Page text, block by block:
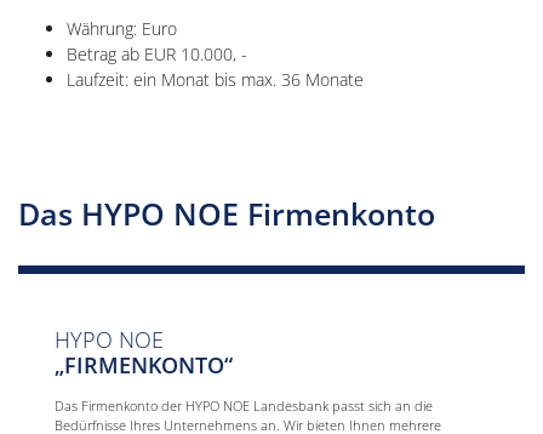
Währung: Euro
Betrag ab EUR 10.000, -
Laufzeit: ein Monat bis max. 36 Monate
Das HYPO NOE Firmenkonto
HYPO NOE
„FIRMENKONTO“
Das Firmenkonto der HYPO NOE Landesbank passt sich an die
Bedürfnisse Ihres Unternehmens an. Wir bieten Ihnen mehrere